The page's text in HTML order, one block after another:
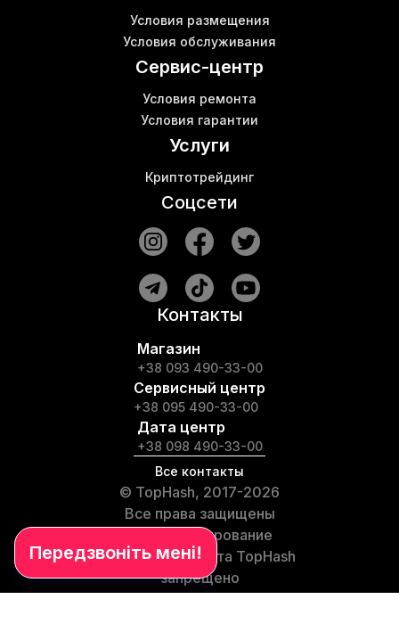
Условия размещения
Условия обслуживания
Сервис-центр
Условия ремонта
Условия гарантии
Услуги
Криптотрейдинг
Соцсети
Контакты
Магазин
+38 093 490-33-00
Сервисный центр
+38 095 490-33-00
Дата центр
+38 098 490-33-00
Все контакты
© TopHash, 2017-2026
Все права защищены
Любое копирование
материалов сайта TopHash
запрещено
Частые вопросы